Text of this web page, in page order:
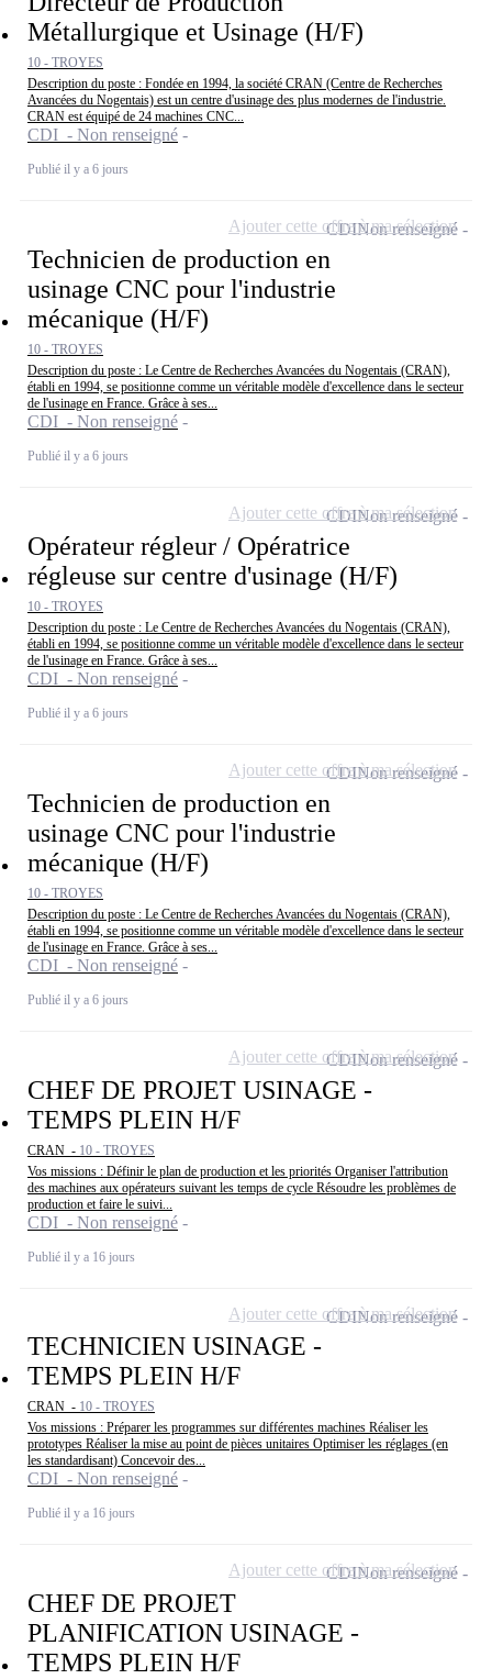
Métallurgique et Usinage (H/F)
10 - TROYES
Description du poste : Fondée en 1994, la société CRAN (Centre de Recherches
Avancées du Nogentais) est un centre d'usinage des plus modernes de l'industrie.
CRAN est équipé de 24 machines CNC...
CDI - Non renseigné
Publié il y a 6 jours
Technicien de production en
usinage CNC pour l'industrie
mécanique (H/F)
10 - TROYES
Description du poste : Le Centre de Recherches Avancées du Nogentais (CRAN),
établi en 1994, se positionne comme un véritable modèle d'excellence dans le secteur
de l'usinage en France. Grâce à ses...
CDI - Non renseigné
Publié il y a 6 jours
CDINon renseigné
Ajouter cette offre à ma sélection
Opérateur régleur / Opératrice
régleuse sur centre d'usinage (H/F)
10 - TROYES
Description du poste : Le Centre de Recherches Avancées du Nogentais (CRAN),
établi en 1994, se positionne comme un véritable modèle d'excellence dans le secteur
de l'usinage en France. Grâce à ses...
CDI - Non renseigné
Publié il y a 6 jours
CDINon renseigné
Ajouter cette offre à ma sélection
Technicien de production en
usinage CNC pour l'industrie
mécanique (H/F)
10 - TROYES
Description du poste : Le Centre de Recherches Avancées du Nogentais (CRAN),
établi en 1994, se positionne comme un véritable modèle d'excellence dans le secteur
de l'usinage en France. Grâce à ses...
CDI - Non renseigné
Publié il y a 6 jours
CDINon renseigné
Ajouter cette offre à ma sélection
CHEF DE PROJET USINAGE -
TEMPS PLEIN H/F
CRAN - 10 - TROYES
Vos missions : Définir le plan de production et les priorités Organiser l'attribution
des machines aux opérateurs suivant les temps de cycle Résoudre les problèmes de
production et faire le suivi...
CDI - Non renseigné
Publié il y a 16 jours
CDINon renseigné
Ajouter cette offre à ma sélection
TECHNICIEN USINAGE -
TEMPS PLEIN H/F
CRAN - 10 - TROYES
Vos missions : Préparer les programmes sur différentes machines Réaliser les
prototypes Réaliser la mise au point de pièces unitaires Optimiser les réglages (en
les standardisant) Concevoir des...
CDI - Non renseigné
Publié il y a 16 jours
CDINon renseigné
Ajouter cette offre à ma sélection
CHEF DE PROJET
PLANIFICATION USINAGE -
TEMPS PLEIN H/F
CDINon renseigné
Ajouter cette offre à ma sélection